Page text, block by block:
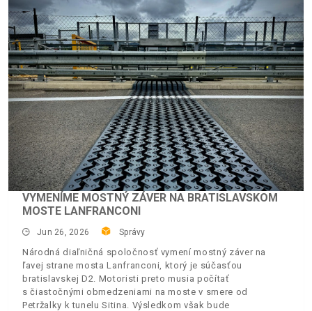
VYMENÍME MOSTNÝ ZÁVER NA BRATISLAVSKOM
MOSTE LANFRANCONI
Jun 26, 2026 Správy
Národná diaľničná spoločnosť vymení mostný záver na
ľavej strane mosta Lanfranconi, ktorý je súčasťou
bratislavskej D2. Motoristi preto musia počítať
s čiastočnými obmedzeniami na moste v smere od
Petržalky k tunelu Sitina. Výsledkom však bude